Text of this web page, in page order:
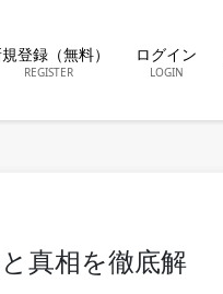
登録（無料）
REGISTER
ログイン
LOGIN
真相を徹底解